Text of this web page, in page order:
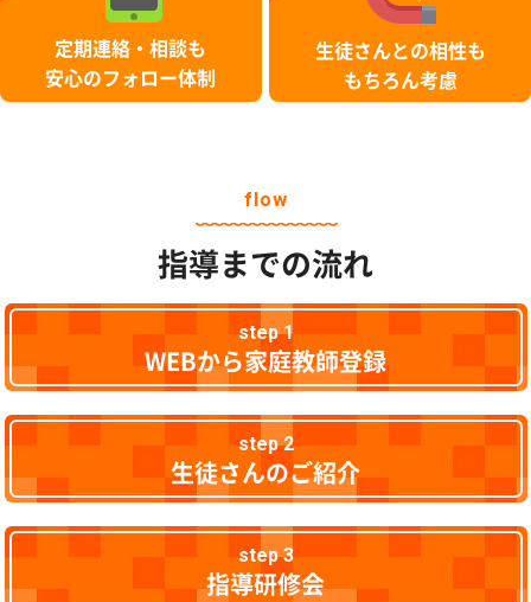
定期連絡・相談も
安心のフォロー体制
生徒さんとの相性も
もちろん考慮
flow
指導までの流れ
step 1
WEBから家庭教師登録
step 2
生徒さんのご紹介
step 3
指導研修会